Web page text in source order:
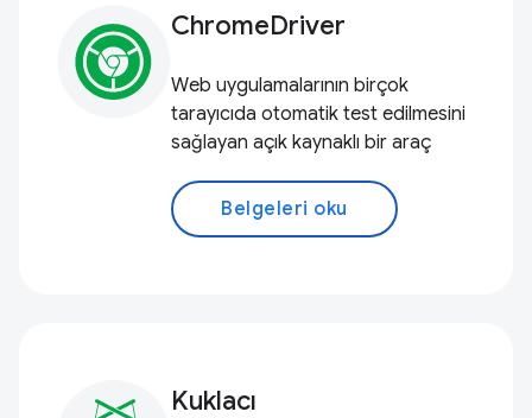
ChromeDriver
Web uygulamalarının birçok
tarayıcıda otomatik test edilmesini
sağlayan açık kaynaklı bir araç
Belgeleri oku
Kuklacı